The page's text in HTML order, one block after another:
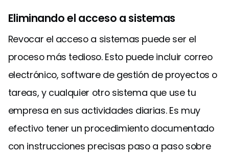
Eliminando el acceso a sistemas
Revocar el acceso a sistemas puede ser el
proceso más tedioso. Esto puede incluir correo
electrónico, software de gestión de proyectos o
tareas, y cualquier otro sistema que use tu
empresa en sus actividades diarias. Es muy
efectivo tener un procedimiento documentado
con instrucciones precisas paso a paso sobre